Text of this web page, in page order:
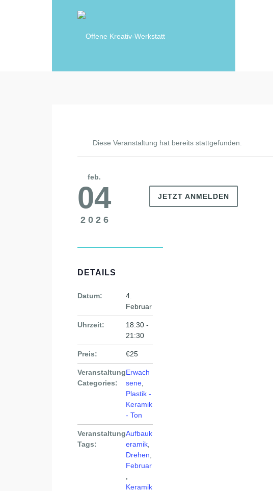
Diese Veranstaltung hat bereits stattgefunden.
feb.
04
2026
JETZT ANMELDEN
DETAILS
Datum:
4.
Februar
Uhrzeit:
18:30 -
21:30
Preis: €25
Veranstaltung
Categories:
Erwach
sene
Plastik -
Keramik
- Ton
Veranstaltung
Tags:
Aufbauk
eramik
Drehen
Februar
Keramik